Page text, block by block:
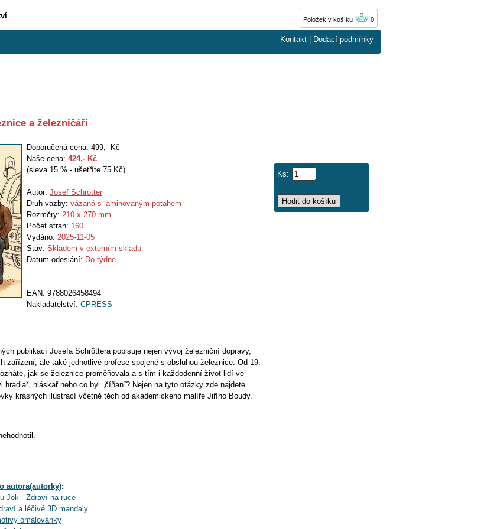
Položek v košíku 0
Kontakt Dodací podmínky
a železničáři
Doporučená cena: 499,- Kč
Naše cena: 424,- Kč
(sleva 15 % - ušetříte 75 Kč)
Autor: Josef Schrötter
Druh vazby: vázaná s laminovaným potahem
Rozměry: 210 x 270 mm
Počet stran: 160
Vydáno: 2025-11-05
Stav: Skladem v externím skladu
Datum odeslání: Do týdne
EAN: 9788026458494
Nakladatelství: CPRESS
publikací Josefa Schröttera popisuje nejen vývoj železniční dopravy,
zařízení, ale také jednotlivé profese spojené s obsluhou železnice. Od 19.
jak se železnice proměňovala a s tím i každodenní život lidí ve
hláskař nebo co byl „číňan“? Nejen na tyto otázky zde najdete
krásných ilustrací včetně těch od akademického malíře Jiřího Boudy.
autora(autorky):
Jok - Zdraví na ruce
a léčivé 3D mandaly
omalovánky
Ks: